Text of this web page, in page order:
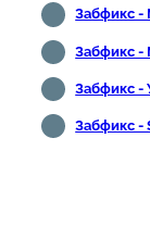
Забфикс -
Забфикс -
Забфикс -
Забфикс -